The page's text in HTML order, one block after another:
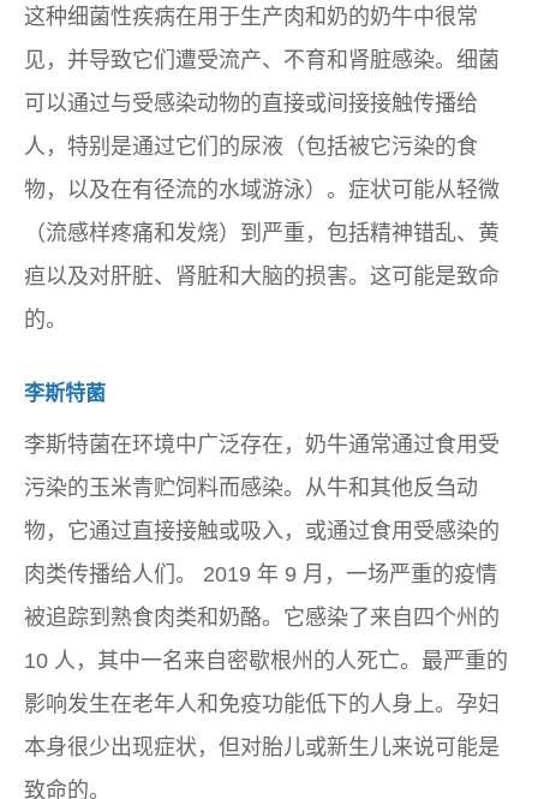
这种细菌性疾病在用于生产肉和奶的奶牛中很常
见，并导致它们遭受流产、不育和肾脏感染。细菌
可以通过与受感染动物的直接或间接接触传播给
人，特别是通过它们的尿液（包括被它污染的食
物，以及在有径流的水域游泳）。症状可能从轻微
（流感样疼痛和发烧）到严重，包括精神错乱、黄
疸以及对肝脏、肾脏和大脑的损害。这可能是致命
的。
李斯特菌
李斯特菌在环境中广泛存在，奶牛通常通过食用受
污染的玉米青贮饲料而感染。从牛和其他反刍动
物，它通过直接接触或吸入，或通过食用受感染的
肉类传播给人们。 2019 年 9 月，一场严重的疫情
被追踪到熟食肉类和奶酪。它感染了来自四个州的
10 人，其中一名来自密歇根州的人死亡。最严重的
影响发生在老年人和免疫功能低下的人身上。孕妇
本身很少出现症状，但对胎儿或新生儿来说可能是
致命的。